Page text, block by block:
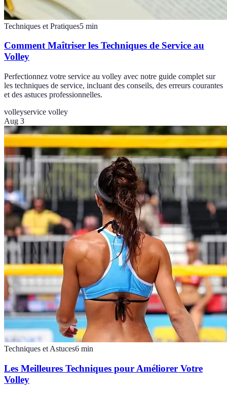
Techniques et Pratiques5 min
Comment Maîtriser les Techniques de Service au
Volley
Perfectionnez votre service au volley avec notre guide complet sur
les techniques de service, incluant des conseils, des erreurs courantes
et des astuces professionnelles.
volleyservice volley
Aug 3
Techniques et Astuces6 min
Les Meilleures Techniques pour Améliorer Votre
Volley